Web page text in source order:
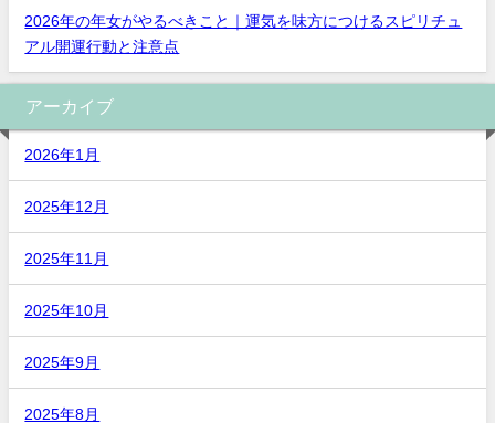
2026年の年女がやるべきこと｜運気を味方につけるスピリチュ
アル開運行動と注意点
アーカイブ
2026年1月
2025年12月
2025年11月
2025年10月
2025年9月
2025年8月